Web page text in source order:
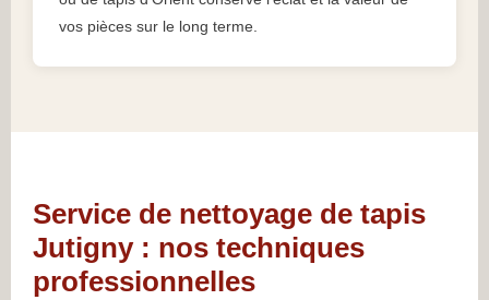
vos pièces sur le long terme.
Service de nettoyage de tapis
Jutigny : nos techniques
professionnelles